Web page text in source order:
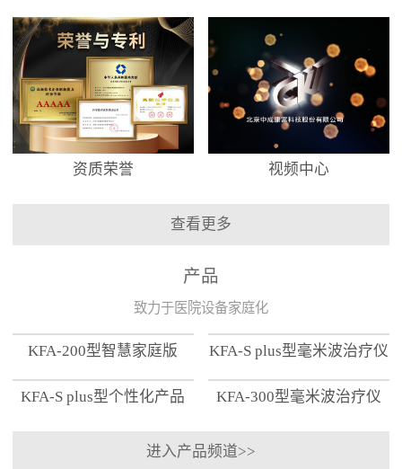
资质荣誉 视频中心
查看更多
产品
致力于医院设备家庭化
KFA-200型智慧家庭版 KFA-S plus型毫米波治疗仪
KFA-S plus型个性化产品
KFA-300型毫米波治疗仪
进入产品频道>>